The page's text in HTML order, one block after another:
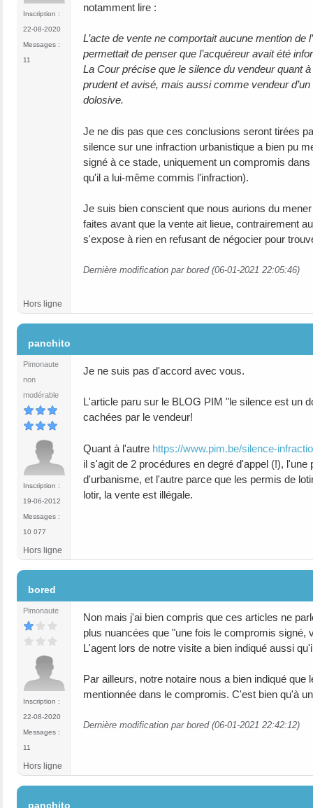
Inscription :
22-08-2020
Messages :
11
notamment lire :
L’acte de vente ne comportait aucune mention
permettait de penser que l’acquéreur avait été
La Cour précise que le silence du vendeur quant
prudent et avisé, mais aussi comme vendeur
dolosive.
Je ne dis pas que ces conclusions seront tirées
silence sur une infraction urbanistique a bien pu
signé à ce stade, uniquement un compromis
qu'il a lui-même commis l'infraction).
Je suis bien conscient que nous aurions du
faites avant que la vente ait lieue, contrairement
s'expose à rien en refusant de négocier pour
Dernière modification par bored (06-01-2021 22:05:46)
Hors ligne
panchito
Pimonaute
non
modérable
Inscription :
19-06-2012
Messages :
10 077
Je ne suis pas d'accord avec vous.
L'article paru sur le BLOG PIM "le silence est un
cachées par le vendeur!
Quant à l'autre https://www.pim.be/silence-
il s'agit de 2 procédures en degré d'appel (!),
d'urbanisme, et l'autre parce que les permis de
lotir, la vente est illégale.
Hors ligne
bored
Pimonaute
Inscription :
22-08-2020
Messages :
11
Non mais j'ai bien compris que ces articles ne
plus nuancées que "une fois le compromis
L'agent lors de notre visite a bien indiqué aussi
Par ailleurs, notre notaire nous a bien indiqué
mentionnée dans le compromis. C'est bien qu'à
Dernière modification par bored (06-01-2021 22:42:12)
Hors ligne
panchito